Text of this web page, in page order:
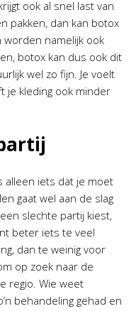
ook al snel last van
pakken, dan kan botox
worden namelijk ook
botox kan dus ook dit
wel zo fijn. Je voelt
je kleding ook minder
alleen iets dat je moet
gaat wel aan de slag
slechte partij kiest,
beter iets te veel
dan te weinig voor
op zoek naar de
regio. Wie weet
behandeling gehad en